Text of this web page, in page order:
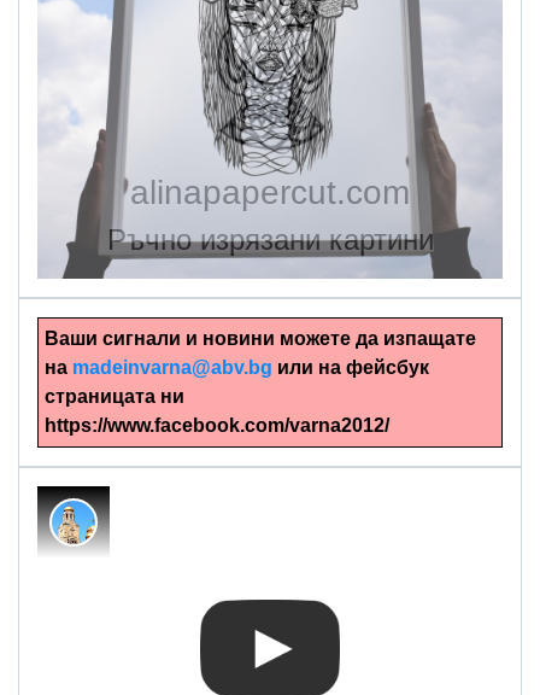
alinapapercut.com
Ръчно изрязани картини
Ваши сигнали и новини можете да изпащате
на madeinvarna@abv.bg или на фейсбук
страницата ни
https://www.facebook.com/varna2012/